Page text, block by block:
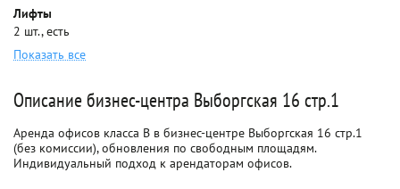
Лифты
2 шт., есть
Показать все
Описание бизнес-центра Выборгская 16 стр.1
Аренда офисов класса B в бизнес-центре Выборгская 16 стр.1
(без комиссии), обновления по свободным площадям.
Индивидуальный подход к арендаторам офисов.